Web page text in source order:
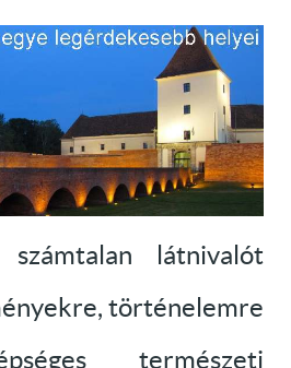
látnivalót
történelemre
természeti